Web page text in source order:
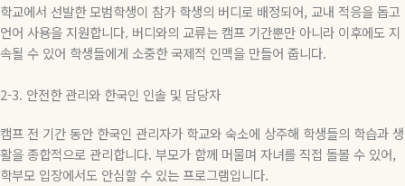
학교에서 선발한 모범학생이 참가 학생의 버디로 배정되어, 교내 적응을 돕고
언어 사용을 지원합니다. 버디와의 교류는 캠프 기간뿐만 아니라 이후에도 지
속될 수 있어 학생들에게 소중한 국제적 인맥을 만들어 줍니다.
2-3. 안전한 관리와 한국인 인솔 및 담당자
캠프 전 기간 동안 한국인 관리자가 학교와 숙소에 상주해 학생들의 학습과 생
활을 종합적으로 관리합니다. 부모가 함께 머물며 자녀를 직접 돌볼 수 있어,
학부모 입장에서도 안심할 수 있는 프로그램입니다.